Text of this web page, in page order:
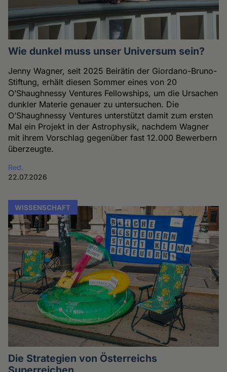
Wie dunkel muss unser Universum sein?
Jenny Wagner, seit 2025 Beirätin der Giordano-Bruno-
Stiftung, erhält diesen Sommer eines von 20
O’Shaughnessy Ventures Fellowships, um die Ursachen
dunkler Materie genauer zu untersuchen. Die
O’Shaughnessy Ventures unterstützt damit zum ersten
Mal ein Projekt in der Astrophysik, nachdem Wagner
mit ihrem Vorschlag gegenüber fast 12.000 Bewerbern
überzeugte.
Red.
22.07.2026
WISSENSCHAFT
Die Strategien von Österreichs